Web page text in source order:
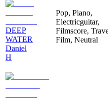
DEEP
WATER
Daniel
H
Pop, Piano,
Electricguitar,
Filmscore,
Film, Neutral